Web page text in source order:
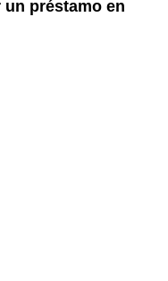
préstamo en